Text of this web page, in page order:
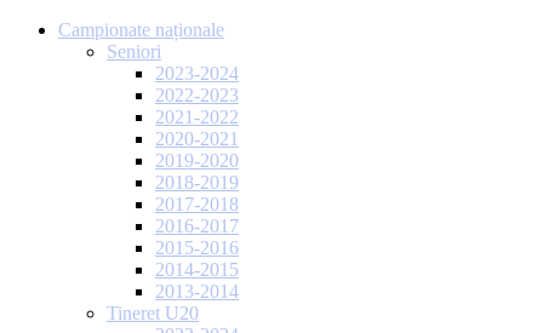
Campionate naționale
Seniori
2023-2024
2022-2023
2021-2022
2020-2021
2019-2020
2018-2019
2017-2018
2016-2017
2015-2016
2014-2015
2013-2014
Tineret U20